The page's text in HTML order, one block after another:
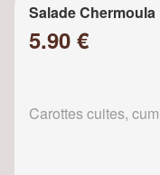
Salade Chermoula
5.90 €
Carottes cuites,